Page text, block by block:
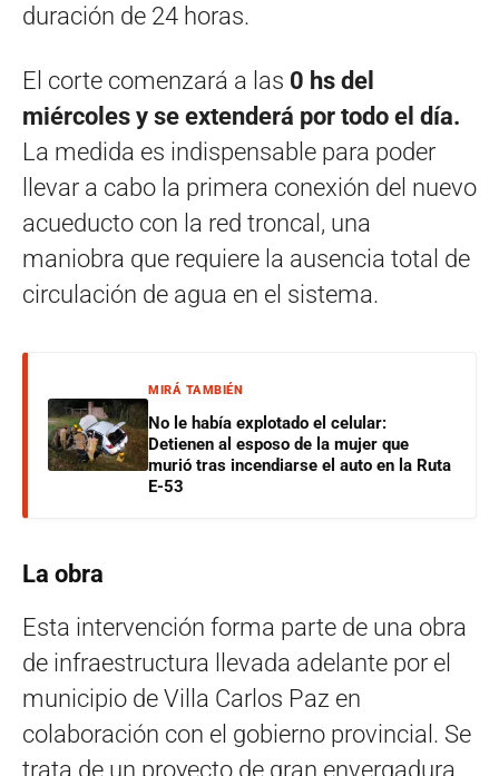
duración de 24 horas.
El corte comenzará a las 0 hs del
miércoles y se extenderá por todo el día.
La medida es indispensable para poder
llevar a cabo la primera conexión del nuevo
acueducto con la red troncal, una
maniobra que requiere la ausencia total de
circulación de agua en el sistema.
MIRÁ TAMBIÉN
No le había explotado el celular:
Detienen al esposo de la mujer que
murió tras incendiarse el auto en la Ruta
E-53
La obra
Esta intervención forma parte de una obra
de infraestructura llevada adelante por el
municipio de Villa Carlos Paz en
colaboración con el gobierno provincial. Se
trata de un proyecto de gran envergadura